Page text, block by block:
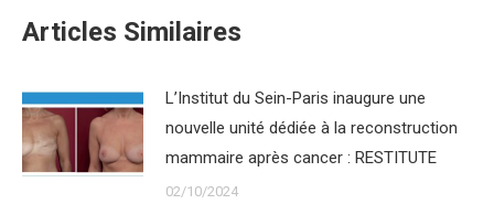
Articles Similaires
L’Institut du Sein-Paris inaugure une
nouvelle unité dédiée à la reconstruction
mammaire après cancer : RESTITUTE
02/10/2024